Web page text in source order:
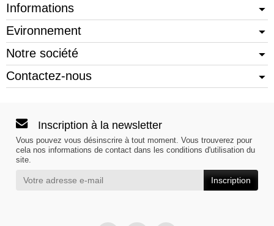
Informations
Evironnement
Notre société
Contactez-nous
Inscription à la newsletter
Vous pouvez vous désinscrire à tout moment. Vous trouverez pour
cela nos informations de contact dans les conditions d'utilisation du
site.
Inscription